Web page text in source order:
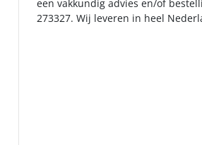
een vakkundig advies en/of
273327. Wij leveren in heel